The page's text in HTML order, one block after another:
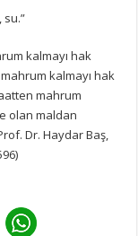
su.”
kalmayı hak
kalmayı hak
mahrum
olan maldan
Dr. Haydar Baş,